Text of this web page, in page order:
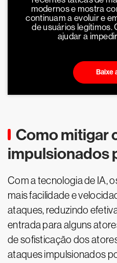
modernos e mostra
continuam a evoluir e
de usuários legítimos.
ajudar a
Baixe
Como mitigar
impulsionados
Com a tecnologia de IA,
mais facilidade e
ataques, reduzindo
entrada para alguns
de sofisticação dos
ataques impulsionados